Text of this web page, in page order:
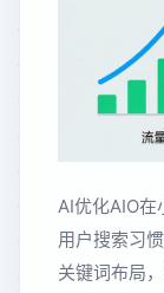
AI优化AIO在
用户搜索习
关键词布局